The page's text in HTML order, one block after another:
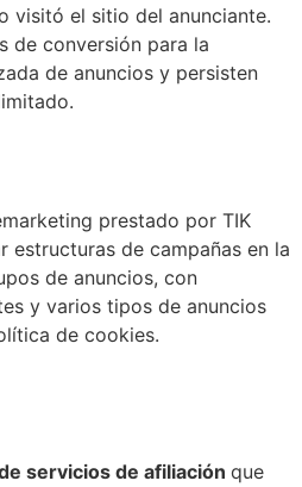
visitó el sitio del anunciante.
de conversión para la
de anuncios y persisten
prestado por TIK
estructuras de campañas en la
de anuncios, con
y varios tipos de anuncios
de cookies.
servicios de afiliación que